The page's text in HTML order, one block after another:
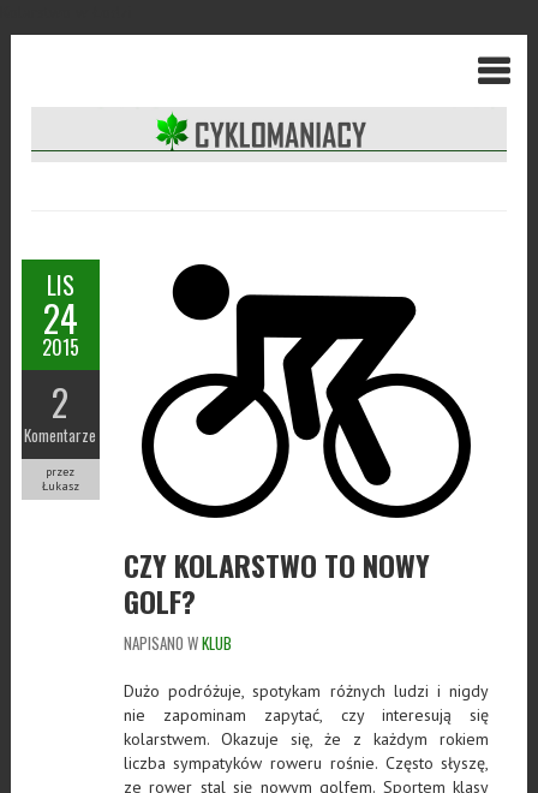
LIS
24
2015
2
Komentarze
przez
Łukasz
CZY KOLARSTWO TO NOWY
GOLF?
NAPISANO WKLUB
Dużo podróżuje, spotykam różnych ludzi i nigdy
nie zapominam zapytać, czy interesują się
kolarstwem. Okazuje się, że z każdym rokiem
liczbasympatyków roweru rośnie. Często słyszę,
ze rower stal się nowym golfem. Sportem klasy